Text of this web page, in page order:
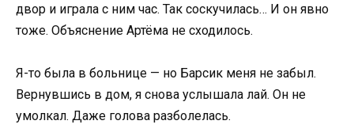
двор и играла с ним час. Так соскучилась… И он явно
тоже. Объяснение Артёма не сходилось.
Я-то была в больнице — но Барсик меня не забыл.
Вернувшись в дом, я снова услышала лай. Он не
умолкал. Даже голова разболелась.